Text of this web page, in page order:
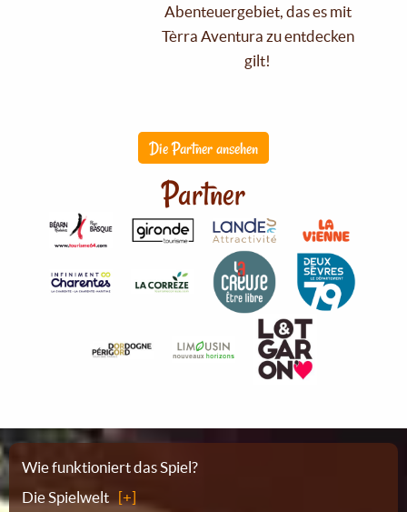
Abenteuergebiet, das es mit
Tèrra Aventura zu entdecken
gilt!
Die Partner ansehen
Partner
Sitemap
Wie funktioniert das Spiel?
Die Spielwelt